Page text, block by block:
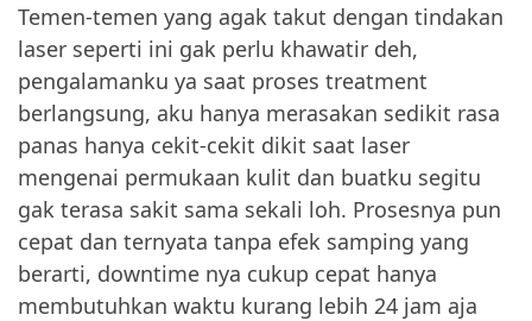
Temen-temen yang agak takut dengan tindakan
laser seperti ini gak perlu khawatir deh,
pengalamanku ya saat proses treatment
berlangsung, aku hanya merasakan sedikit rasa
panas hanya cekit-cekit dikit saat laser
mengenai permukaan kulit dan buatku segitu
gak terasa sakit sama sekali loh. Prosesnya pun
cepat dan ternyata tanpa efek samping yang
berarti, downtime nya cukup cepat hanya
membutuhkan waktu kurang lebih 24 jam aja